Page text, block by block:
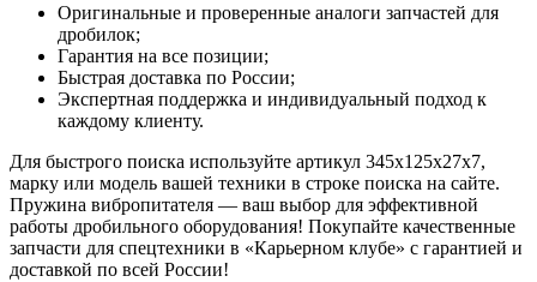
Оригинальные и проверенные аналоги запчастей для
дробилок;
Гарантия на все позиции;
Быстрая доставка по России;
Экспертная поддержка и индивидуальный подход к
каждому клиенту.
Для быстрого поиска используйте артикул 345х125х27х7,
марку или модель вашей техники в строке поиска на сайте.
Пружина вибропитателя — ваш выбор для эффективной
работы дробильного оборудования! Покупайте качественные
запчасти для спецтехники в «Карьерном клубе» с гарантией и
доставкой по всей России!